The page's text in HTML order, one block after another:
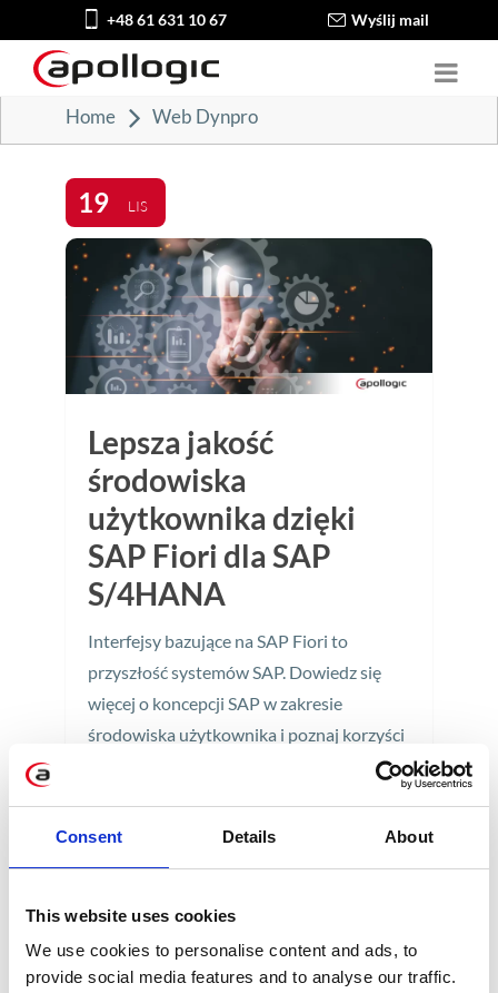
Consent Details About
This website uses cookies
We use cookies to personalise content and ads, to
provide social media features and to analyse our traffic.
+48 61 631 10 67 Wyślij mail
Home Web Dynpro
19 LIS
Lepsza jakość
środowiska
użytkownika dzięki
SAP Fiori dla SAP
S/4HANA
Interfejsy bazujące na SAP Fiori to
przyszłość systemów SAP. Dowiedz się
więcej o koncepcji SAP w zakresie
środowiska użytkownika i poznaj korzyści
wynikające ze stosowania SAP Fiori 3.0 w
4 min